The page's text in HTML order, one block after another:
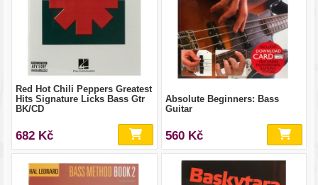
Red Hot Chili Peppers Greatest
Hits Signature Licks Bass Gtr
BK/CD
682 Kč
Absolute Beginners: Bass
Guitar
560 Kč